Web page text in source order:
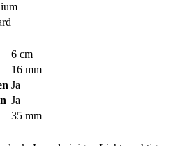
6 cm
16 mm
Ja
Ja
35 mm